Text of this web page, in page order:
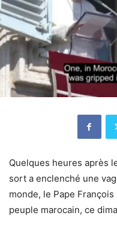
Quelques heures après
sort a enclenché une
monde, le Pape François
peuple marocain, ce